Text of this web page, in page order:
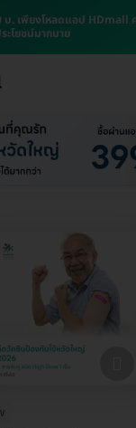
บ. เพียงโหลดแอป HDmall
โยชน์มากมาย